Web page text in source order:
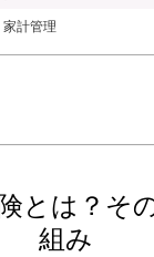
計管理
とは？そ
組み